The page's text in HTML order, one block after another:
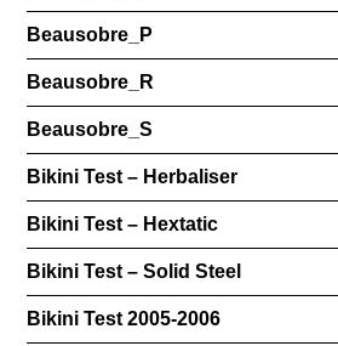
Beausobre_P
Beausobre_R
Beausobre_S
Bikini Test – Herbaliser
Bikini Test – Hextatic
Bikini Test – Solid Steel
Bikini Test 2005-2006